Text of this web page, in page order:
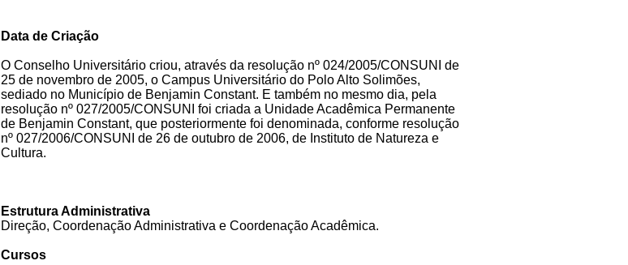
Data de Criação
O Conselho Universitário criou, através da resolução nº 024/2005/CONSUNI de
25 de novembro de 2005, o Campus Universitário do Polo Alto Solimões,
sediado no Município de Benjamin Constant. E também no mesmo dia, pela
resolução nº 027/2005/CONSUNI foi criada a Unidade Acadêmica Permanente
de Benjamin Constant, que posteriormente foi denominada, conforme resolução
nº 027/2006/CONSUNI de 26 de outubro de 2006, de Instituto de Natureza e
Cultura.
Estrutura Administrativa
Direção, Coordenação Administrativa e Coordenação Acadêmica.
Cursos